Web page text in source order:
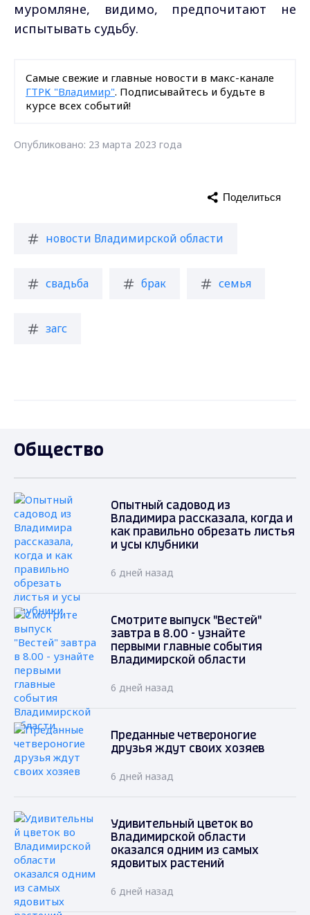
муромляне, видимо, предпочитают не
испытывать судьбу.
Самые свежие и главные новости в макс-канале
ГТРК "Владимир". Подписывайтесь и будьте в
курсе всех событий!
Опубликовано: 23 марта 2023 года
новости Владимирской области
свадьба брак семья
загс
Поделиться
Общество
Опытный садовод из
Владимира рассказала, когда и
как правильно обрезать листья
и усы клубники
6 дней назад
Смотрите выпуск "Вестей"
завтра в 8.00 - узнайте
первыми главные события
Владимирской области
6 дней назад
Преданные четвероногие
друзья ждут своих хозяев
6 дней назад
Удивительный цветок во
Владимирской области
оказался одним из самых
ядовитых растений
6 дней назад